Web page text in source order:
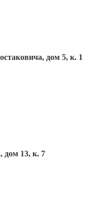
дом 5, к. 1
дом 13, к. 7